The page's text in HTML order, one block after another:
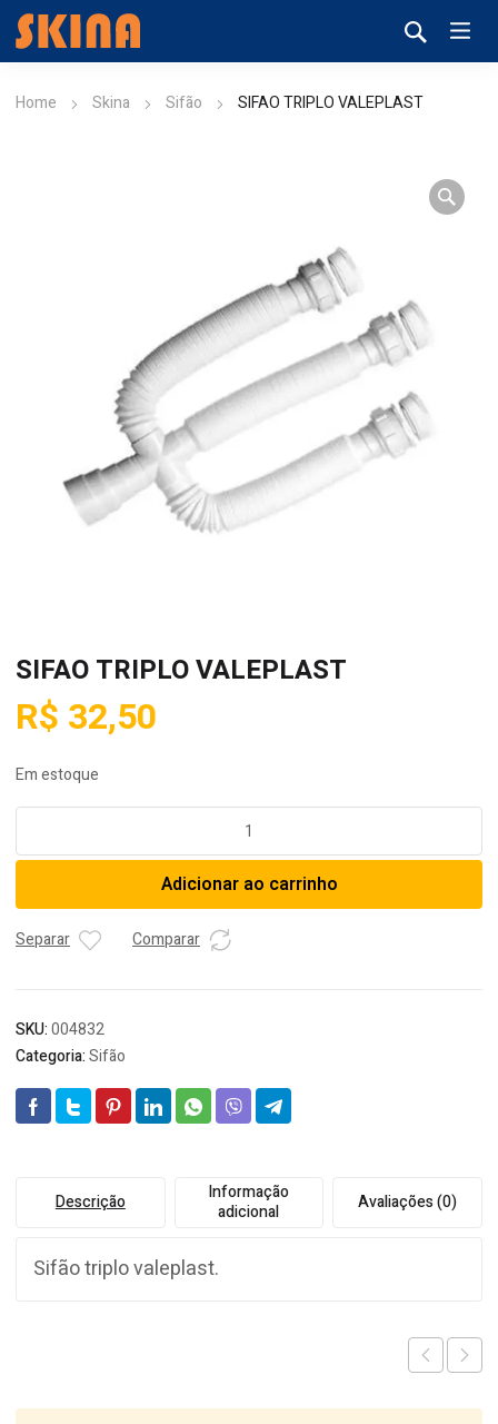
Home Skina Sifão SIFAO TRIPLO VALEPLAST
SIFAO TRIPLO VALEPLAST
R$ 32,50
Em estoque
VALEPLAST
Adicionar ao carrinho
Separar Comparar
SKU:004832
Categoria:Sifão
Descrição
Informação
adicional
Avaliações (0)
Sifão triplo valeplast.